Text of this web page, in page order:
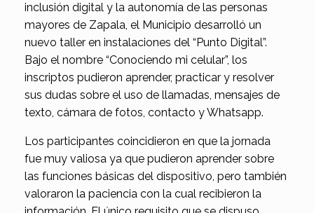
inclusión digital y la autonomía de las personas
mayores de Zapala, el Municipio desarrolló un
nuevo taller en instalaciones del “Punto Digital”.
Bajo el nombre “Conociendo mi celular”, los
inscriptos pudieron aprender, practicar y resolver
sus dudas sobre el uso de llamadas, mensajes de
texto, cámara de fotos, contacto y Whatsapp.
Los participantes coincidieron en que la jornada
fue muy valiosa ya que pudieron aprender sobre
las funciones básicas del dispositivo, pero también
valoraron la paciencia con la cual recibieron la